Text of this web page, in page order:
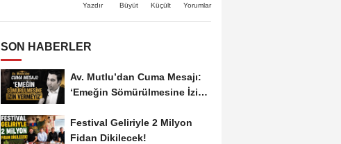
Yazdır Büyüt Küçült Yorumlar
SON HABERLER
Av. Mutlu’dan Cuma Mesajı:
‘Emeğin Sömürülmesine İzin
Festival Geliriyle 2 Milyon
Fidan Dikilecek!